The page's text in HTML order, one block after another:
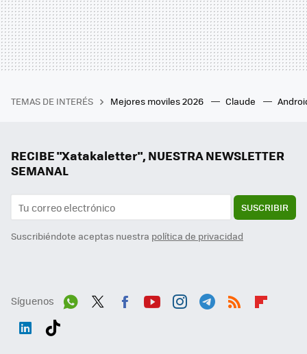
TEMAS DE INTERÉS Mejores moviles 2026 Claude
RECIBE "Xatakaletter", NUESTRA NEWSLETTER
SEMANAL
SUSCRIBIR
Suscribiéndote aceptas nuestra política de privacidad
Síguenos